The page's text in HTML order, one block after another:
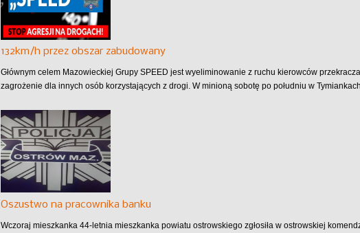
132km/h przez obszar zabudowany
Głównym celem Mazowieckiej Grupy SPEED jest wyeliminowanie z ruchu kierowców
zagrożenie dla innych osób korzystających z drogi. W minioną sobotę po południu w
Oszustwo na pracownika banku
Wczoraj mieszkanka 44-letnia mieszkanka powiatu ostrowskiego zgłosiła w ostrowskiej